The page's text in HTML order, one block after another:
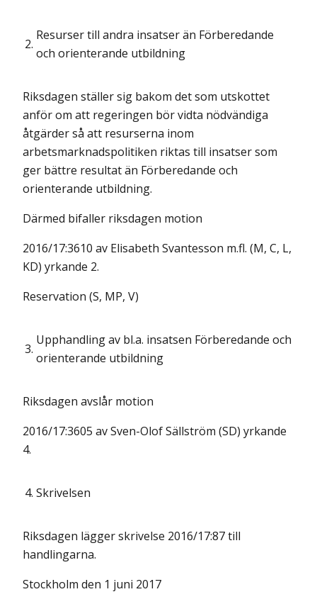
2.
Resurser till andra insatser än Förberedande
och orienterande utbildning
Riksdagen ställer sig bakom det som utskottet
anför om att regeringen bör vidta nödvändiga
åtgärder så att resurserna inom
arbetsmarknadspolitiken riktas till insatser som
ger bättre resultat än Förberedande och
orienterande utbildning.
Därmed bifaller riksdagen motion
2016/17:3610 av Elisabeth Svantesson m.fl. (M, C, L,
KD) yrkande 2.
Reservation (S, MP, V)
3.
Upphandling av bl.a. insatsen Förberedande och
orienterande utbildning
Riksdagen avslår motion
2016/17:3605 av Sven-Olof Sällström (SD) yrkande
4.
4. Skrivelsen
Riksdagen lägger skrivelse 2016/17:87 till
handlingarna.
Stockholm den 1 juni 2017